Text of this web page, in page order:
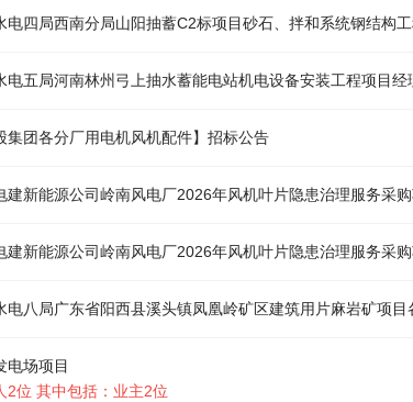
电五局河南林州弓上抽水蓄能电站机电设备安装工程项目经
集团各分厂用电机风机配件】招标公告
建新能源公司岭南风电厂2026年风机叶片隐患治理服务采
建新能源公司岭南风电厂2026年风机叶片隐患治理服务采
电场项目
2位 其中包括：业主2位